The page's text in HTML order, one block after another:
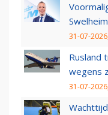
31-07-
Rusland
wegens
31-07-